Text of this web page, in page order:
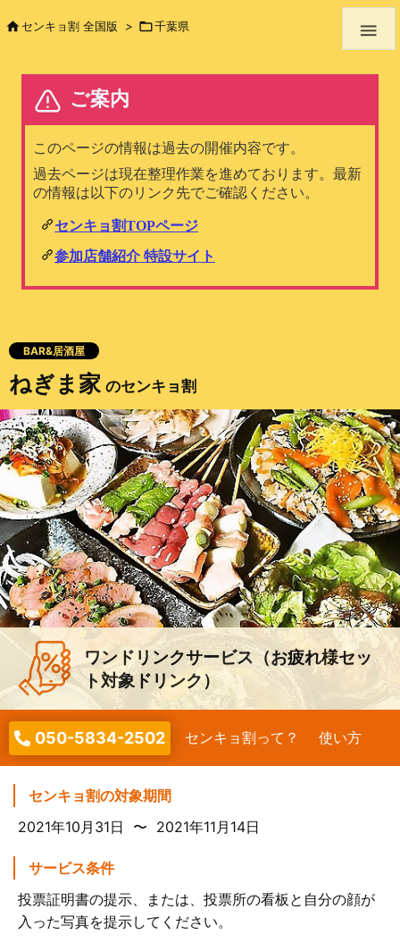

センキョ割 全国版 > 千葉県
BAR&居酒屋
ねぎま家 のセンキョ割
ワンドリンクサービス（お疲れ様セッ
ト対象ドリンク）
050-5834-2502 センキョ割って？ 使い方
センキョ割の対象期間
2021年10月31日 〜 2021年11月14日
サービス条件
投票証明書の提示、または、投票所の看板と自分の顔が
入った写真を提示してください。